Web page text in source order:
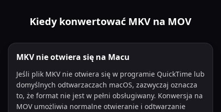
Kiedy konwertować MKV na MOV
MKV nie otwiera się na Macu
Jeśli plik MKV nie otwiera się w programie QuickTime lub
domyślnych odtwarzaczach macOS, zazwyczaj oznacza
to, że format nie jest w pełni obsługiwany. Konwersja na
MOV umożliwia normalne otwieranie i odtwarzanie